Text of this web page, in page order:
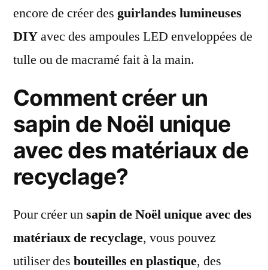
encore de créer des guirlandes lumineuses
DIYavec des ampoules LED enveloppées de
tulle ou de macramé fait à la main.
Comment créer un
sapin de Noël unique
avec des matériaux de
recyclage?
Pour créer unsapin de Noël unique avec des
matériaux de recyclage, vous pouvez
utiliser des bouteilles en plastique, des